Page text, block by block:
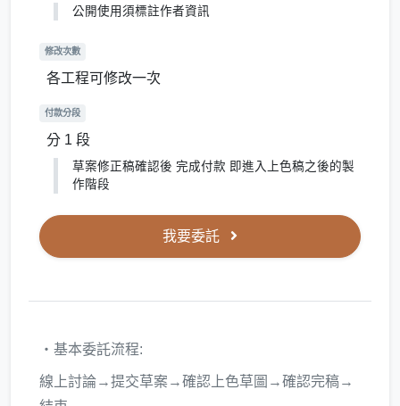
公開使用須標註作者資訊
修改次數
各工程可修改一次
付款分段
分 1 段
草案修正稿確認後 完成付款 即進入上色稿之後的製
作階段
我要委託
・基本委託流程:
線上討論→提交草案→確認上色草圖→確認完稿→